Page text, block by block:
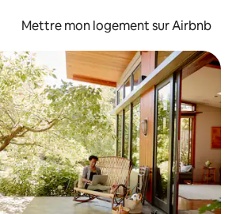
Mettre mon logement sur Airbnb